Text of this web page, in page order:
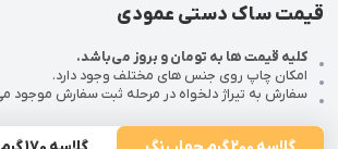
قیمت ساک دستی عمودی
کلیه قیمت ها به تومان و بروز می‌باشد.
امکان چاپ روی جنس های مختلف وجود دارد.
سفارش به تیراژ دلخواه در مرحله ثبت سفارش موجود